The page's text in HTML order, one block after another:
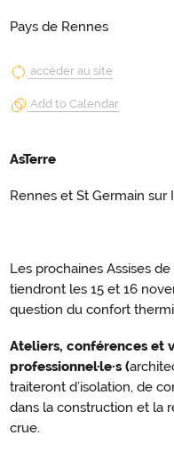
Pays de Rennes
accéder au site
Add to Calendar
AsTerre
Rennes et St Germain sur
Les prochaines Assises
tiendront les 15 et 16
question du confort
Ateliers, conférences et
professionnel·le·s (
traiteront d’isolation, de
dans la construction et la
crue.